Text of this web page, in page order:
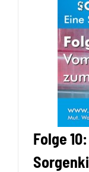
Folge